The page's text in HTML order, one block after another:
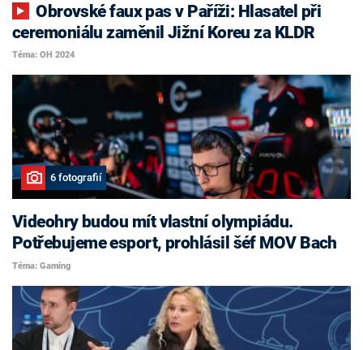
Obrovské faux pas v Paříži: Hlasatel při
ceremoniálu zaměnil Jižní Koreu za KLDR
Téma: OH 2024
6 fotografií
Videohry budou mít vlastní olympiádu.
Potřebujeme esport, prohlásil šéf MOV Bach
Téma: Gaming